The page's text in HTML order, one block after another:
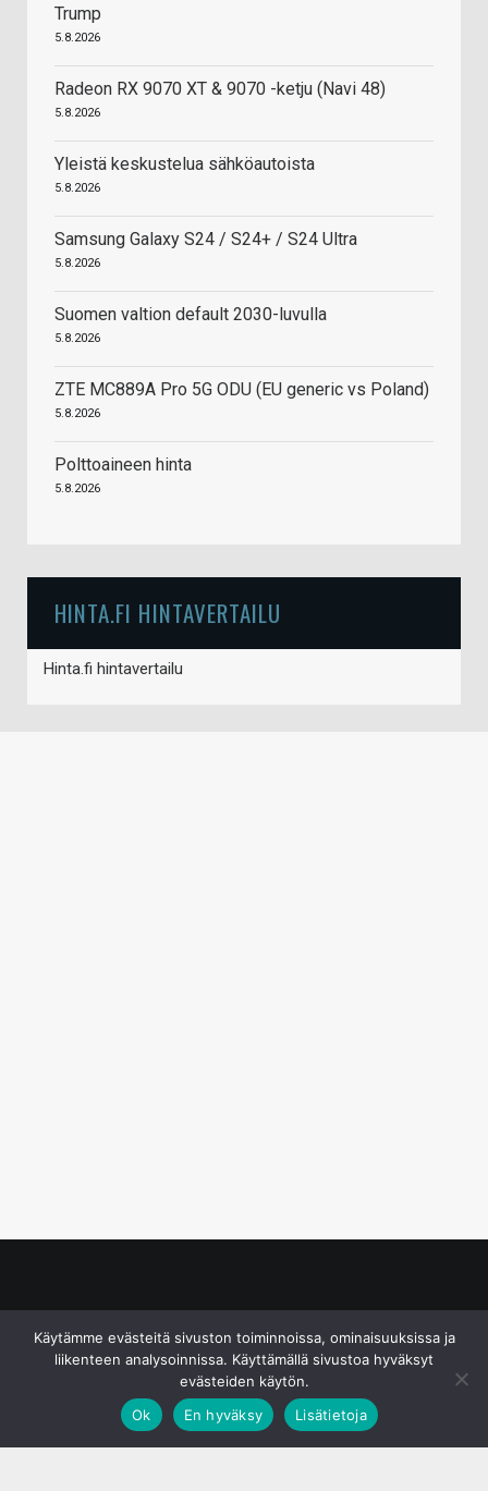
Trump
5.8.2026
Radeon RX 9070 XT & 9070 -ketju (Navi 48)
5.8.2026
Yleistä keskustelua sähköautoista
5.8.2026
Samsung Galaxy S24 / S24+ / S24 Ultra
5.8.2026
Suomen valtion default 2030-luvulla
5.8.2026
ZTE MC889A Pro 5G ODU (EU generic vs Poland)
5.8.2026
Polttoaineen hinta
5.8.2026
HINTA.FI HINTAVERTAILU
Hinta.fi hintavertailu
Käytämme evästeitä sivuston toiminnoissa, ominaisuuksissa ja
liikenteen analysoinnissa. Käyttämällä sivustoa hyväksyt
evästeiden käytön.
Ok
En hyväksy Lisätietoja